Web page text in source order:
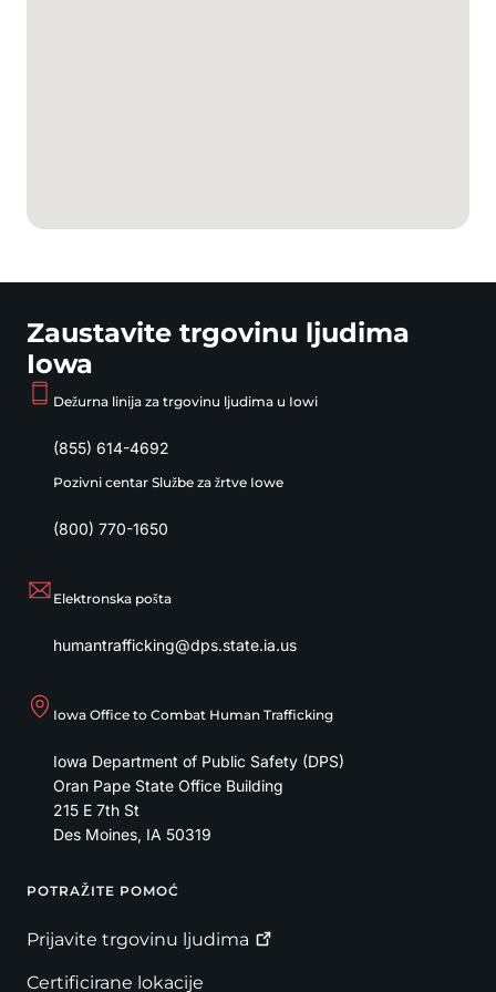
Zaustavite trgovinu ljudima
Iowa
Dežurna linija za trgovinu ljudima u Iowi
(855) 614-4692
Pozivni centar Službe za žrtve Iowe
(800) 770-1650
Elektronska pošta
humantrafficking@dps.state.ia.us
Iowa Office to Combat Human Trafficking
Iowa Department of Public Safety (DPS)
Oran Pape State Office Building
215 E 7th St
Des Moines, IA 50319
Footer
POTRAŽITE POMOĆ
Prijavite trgovinu ljudima
Certificirane lokacije